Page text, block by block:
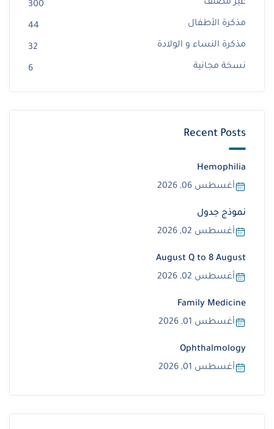
غير مصنف
300
مذكرة الأطفال
44
مذكرة النساء و الولادة
32
نسخة مجانية
6
Recent Posts
Hemophilia
أغسطس 06, 2026
نموذج جدول
أغسطس 02, 2026
August Q to 8 August
أغسطس 02, 2026
Family Medicine
أغسطس 01, 2026
Ophthalmology
أغسطس 01, 2026